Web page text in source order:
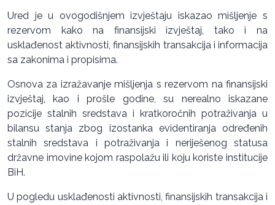
Ured je u ovogodišnjem izvještaju iskazao mišljenje s
rezervom kako na finansijski izvještaj, tako i na
usklađenost aktivnosti, finansijskih transakcija i informacija
sa zakonima i propisima.
Osnova za izražavanje mišljenja s rezervom na finansijski
izvještaj, kao i prošle godine, su nerealno iskazane
pozicije stalnih sredstava i kratkoročnih potraživanja u
bilansu stanja zbog izostanka evidentiranja određenih
stalnih sredstava i potraživanja i neriješenog statusa
državne imovine kojom raspolažu ili koju koriste institucije
BiH.
U pogledu usklađenosti aktivnosti, finansijskih transakcija i